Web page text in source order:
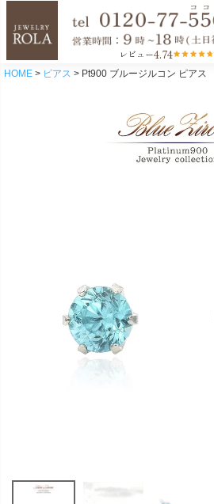
レビュー4.74
HOME ピアス Pt900 ブルージルコン ピアス